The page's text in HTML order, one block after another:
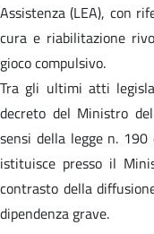
Assistenza (LEA), con
cura e riabilitazione
gioco compulsivo.
Tra gli ultimi atti
decreto del Ministro
sensi della legge n.
istituisce presso il
contrasto della
dipendenza grave.